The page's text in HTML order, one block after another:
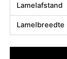
Lamelafstand
Lamelbreedte